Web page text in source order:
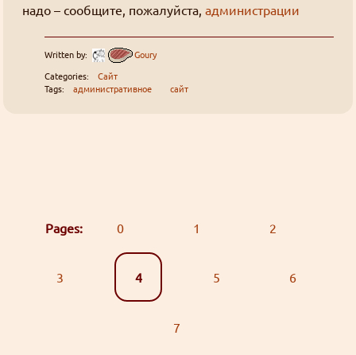
надо – сообщите, пожалуйста, администрации
Written by:
Goury
Categories:
Сайт
Tags:
административное сайт
Pages: 0 1 2
3 4 5 6
7